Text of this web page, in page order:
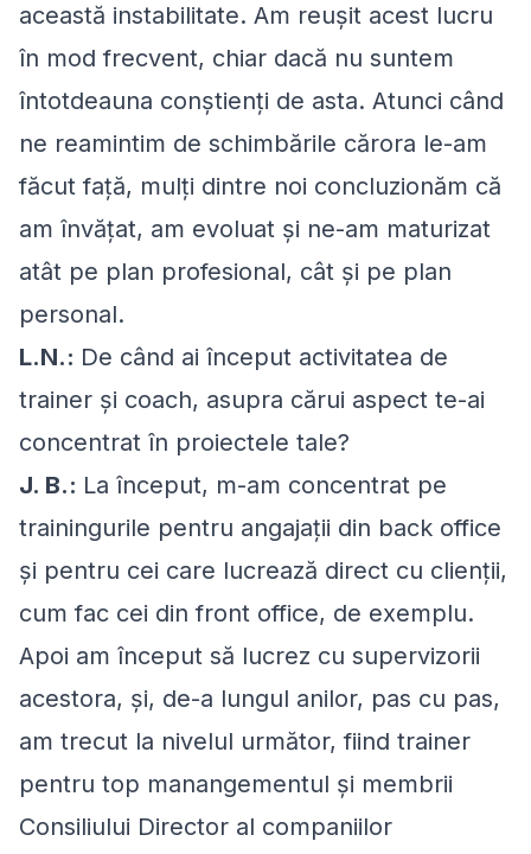
această instabilitate. Am reușit acest lucru
în mod frecvent, chiar dacă nu suntem
întotdeauna conștienți de asta. Atunci când
ne reamintim de schimbările cărora le-am
făcut față, mulți dintre noi concluzionăm că
am învățat, am evoluat și ne-am maturizat
atât pe plan profesional, cât și pe plan
personal.
L.N.: De când ai început activitatea de
trainer și coach, asupra cărui aspect te-ai
concentrat în proiectele tale?
J. B.: La început, m-am concentrat pe
trainingurile pentru angajații din back office
și pentru cei care lucrează direct cu clienții,
cum fac cei din front office, de exemplu.
Apoi am început să lucrez cu supervizorii
acestora, și, de-a lungul anilor, pas cu pas,
am trecut la nivelul următor, fiind trainer
pentru top manangementul și membrii
Consiliului Director al companiilor